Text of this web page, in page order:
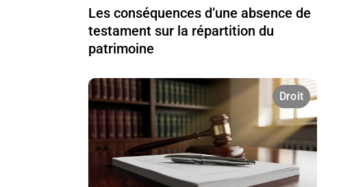
Les conséquences d’une absence de
testament sur la répartition du
patrimoine
Droit